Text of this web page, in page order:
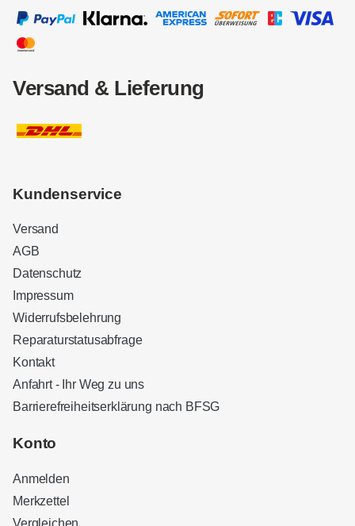
Versand & Lieferung
Kundenservice
Versand
AGB
Datenschutz
Impressum
Widerrufsbelehrung
Reparaturstatusabfrage
Kontakt
Anfahrt - Ihr Weg zu uns
Barrierefreiheitserklärung nach BFSG
Konto
Anmelden
Merkzettel
Vergleichen
Kundenbewertungen und Erfahrungen zu